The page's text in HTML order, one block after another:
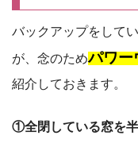
バックアップをして
が、念のためパワー
紹介しておきます。
①全閉している窓を